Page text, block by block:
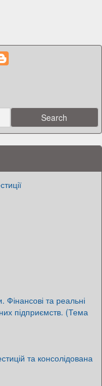
Фінансові та реальні
підприємств. (Тема
та консолідована